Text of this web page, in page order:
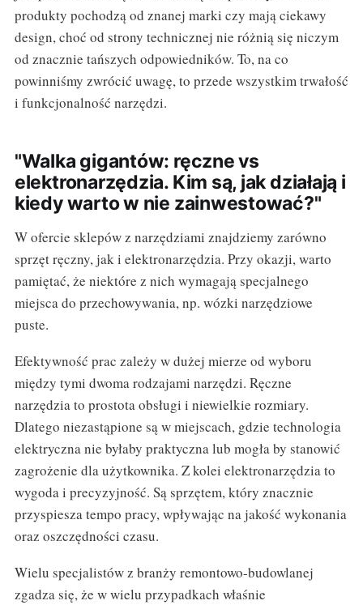
produkty pochodzą od znanej marki czy mają ciekawy
design, choć od strony technicznej nie różnią się niczym
od znacznie tańszych odpowiedników. To, na co
powinniśmy zwrócić uwagę, to przede wszystkim trwałość
i funkcjonalność narzędzi.
"Walka gigantów: ręczne vs
elektronarzędzia. Kim są, jak działają i
kiedy warto w nie zainwestować?"
W ofercie sklepów z narzędziami znajdziemy zarówno
sprzęt ręczny, jak i elektronarzędzia. Przy okazji, warto
pamiętać, że niektóre z nich wymagają specjalnego
miejsca do przechowywania, np. wózki narzędziowe
puste.
Efektywność prac zależy w dużej mierze od wyboru
między tymi dwoma rodzajami narzędzi. Ręczne
narzędzia to prostota obsługi i niewielkie rozmiary.
Dlatego niezastąpione są w miejscach, gdzie technologia
elektryczna nie byłaby praktyczna lub mogła by stanowić
zagrożenie dla użytkownika. Z kolei elektronarzędzia to
wygoda i precyzyjność. Są sprzętem, który znacznie
przyspiesza tempo pracy, wpływając na jakość wykonania
oraz oszczędności czasu.
Wielu specjalistów z branży remontowo-budowlanej
zgadza się, że w wielu przypadkach właśnie